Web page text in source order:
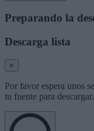
Preparando la
Descarga lista
×
Por favor espera unos
tu fuente para descargar.